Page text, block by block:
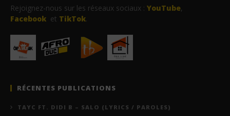
Rejoignez-nous sur les réseaux sociaux : YouTube,
Facebook et TikTok.
RÉCENTES PUBLICATIONS
TAYC FT. DIDI B – SALO (LYRICS / PAROLES)